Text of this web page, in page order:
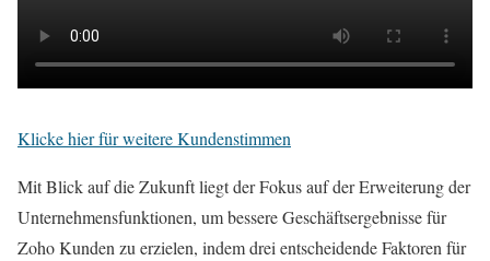
Klicke hier für weitere Kundenstimmen
Mit Blick auf die Zukunft liegt der Fokus auf der Erweiterung der
Unternehmensfunktionen, um bessere Geschäftsergebnisse für
Zoho Kunden zu erzielen, indem drei entscheidende Faktoren für